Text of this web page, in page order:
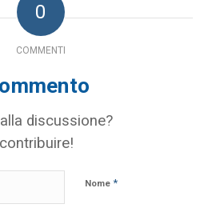
0
COMMENTI
discussione?
Nome *